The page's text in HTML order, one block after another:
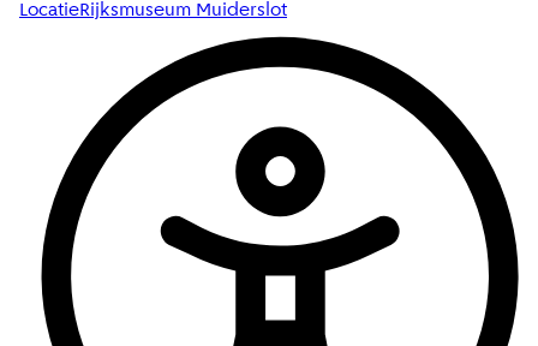
LocatieRijksmuseum Muiderslot